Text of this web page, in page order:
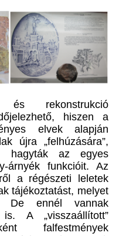
rekonstrukció
hiszen a
elvek alapján
újra „felhúzására”,
hagyták az egyes
árnyék funkcióit. Az
a régészeti leletek
tájékoztatást, melyet
De ennél vannak
is. A „visszaállított”
falfestmények